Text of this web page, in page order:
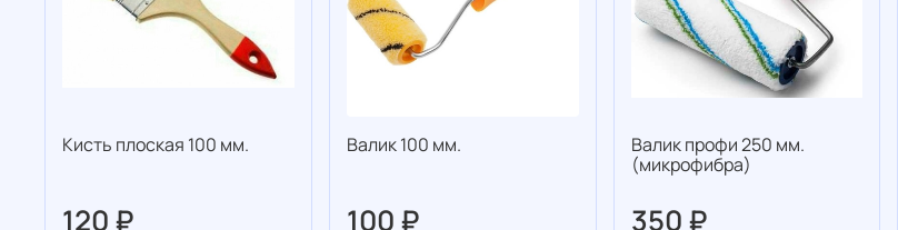
Кисть плоская 100 мм.
120 ₽
Валик 100 мм.
100 ₽
Валик профи 250 мм.
(микрофибра)
350 ₽